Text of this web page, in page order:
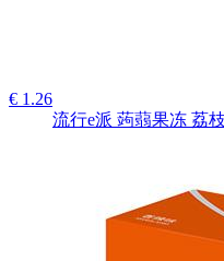
€ 1.26
流行e派 蒟蒻果冻 荔